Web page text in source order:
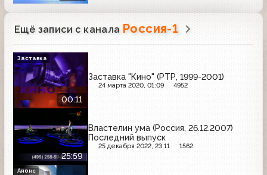
Ещё записи с канала Россия-1
00:11
Заставка "Кино" (РТР, 1999-2001)
24 марта 2020, 01:09 4952
Заставка
25:59
Властелин ума (Россия, 26.12.2007)
Последний выпуск
25 декабря 2022, 23:11 1562
Анонс